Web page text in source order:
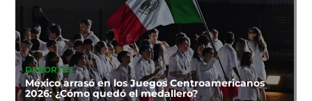
DEPORTES
México arrasó en los Juegos Centroamericanos
2026: ¿Cómo quedó el medallero?